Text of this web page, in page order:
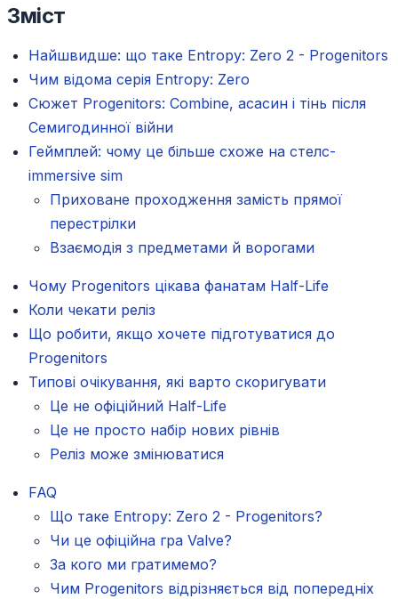
Зміст
Найшвидше: що таке Entropy: Zero 2 - Progenitors
Чим відома серія Entropy: Zero
Сюжет Progenitors: Combine, асасин і тінь після
Семигодинної війни
Геймплей: чому це більше схоже на стелс-
immersive sim
Приховане проходження замість прямої
перестрілки
Взаємодія з предметами й ворогами
Чому Progenitors цікава фанатам Half-Life
Коли чекати реліз
Що робити, якщо хочете підготуватися до
Progenitors
Типові очікування, які варто скоригувати
Це не офіційний Half-Life
Це не просто набір нових рівнів
Реліз може змінюватися
FAQ
Що таке Entropy: Zero 2 - Progenitors?
Чи це офіційна гра Valve?
За кого ми гратимемо?
Чим Progenitors відрізняється від попередніх